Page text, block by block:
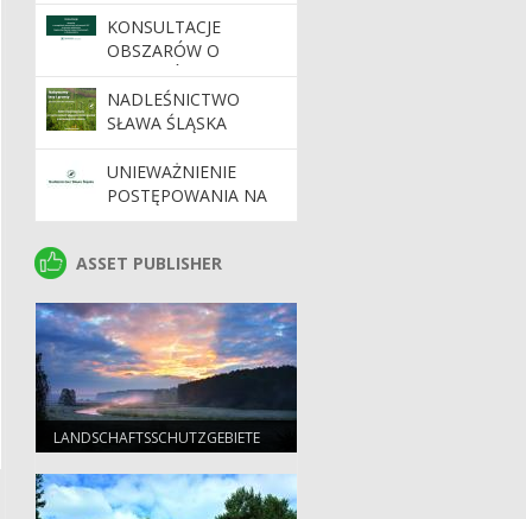
KONSULTACJE
OBSZARÓW O
SZCZEGÓLNYCH
WARTOŚCIACH
OCHRONNYCH HCV
NA TERENIE
NADLEŚNICTW
REGIONALNEJ
DYREKCJI LASÓW
ZIELONEJ GÓRZE
NADLEŚNICTWO
SŁAWA ŚLĄSKA
NABYWA LASY I
GRUNTY DO
ZALESIENIA
UNIEWAŻNIENIE
POSTĘPOWANIA NA
ZŁOŻENIE OFERT NA
MATERIAŁÓW
ASSET PUBLISHER
ASSET PUBLISHER
LANDSCHAFTSSCHUTZGEBIETE